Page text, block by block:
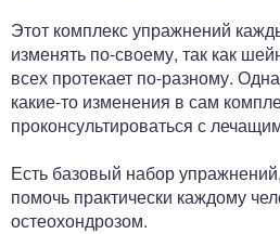
Этот комплекс упражнений
изменять по-своему, так как
всех протекает по-разному.
какие-то изменения в сам
проконсультироваться с
Есть базовый набор
помочь практически каждому
остеохондрозом.